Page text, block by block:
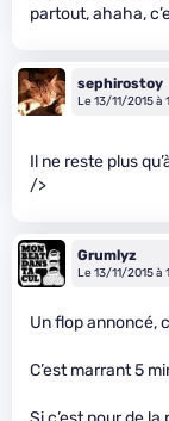
partout, ahaha,
sephirostoy
Le 13/11/2015 à
Il ne reste plus
/>
Grumlyz
Le 13/11/2015 à
Un flop annoncé,
C’est marrant 5